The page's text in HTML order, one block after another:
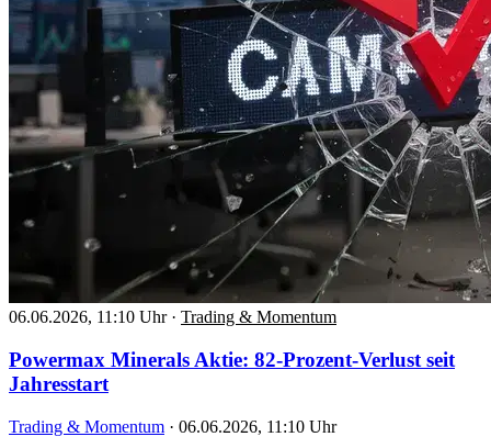
06.06.2026, 11:10 Uhr · Trading & Momentum
Powermax Minerals Aktie: 82-Prozent-Verlust seit
Jahresstart
Trading & Momentum · 06.06.2026, 11:10 Uhr